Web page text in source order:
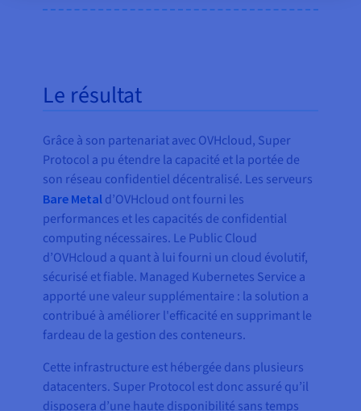
Le résultat
Grâce à son partenariat avec OVHcloud, Super
Protocol a pu étendre la capacité et la portée de
son réseau confidentiel décentralisé. Les serveurs
Bare Metal d’OVHcloud ont fourni les
performances et les capacités de confidential
computing nécessaires. Le Public Cloud
d’OVHcloud a quant à lui fourni un cloud évolutif,
sécurisé et fiable. Managed Kubernetes Service a
apporté une valeur supplémentaire : la solution a
contribué à améliorer l'efficacité en supprimant le
fardeau de la gestion des conteneurs.
Cette infrastructure est hébergée dans plusieurs
datacenters. Super Protocol est donc assuré qu’il
disposera d’une haute disponibilité sans temps